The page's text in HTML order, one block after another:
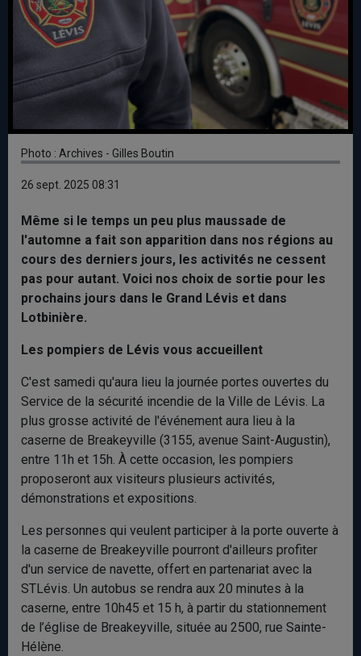
Photo : Archives - Gilles Boutin
26 sept. 2025 08:31
Même si le temps un peu plus maussade de
l'automne a fait son apparition dans nos régions au
cours des derniers jours, les activités ne cessent
pas pour autant. Voici nos choix de sortie pour les
prochains jours dans le Grand Lévis et dans
Lotbinière.
Les pompiers de Lévis vous accueillent
C'est samedi qu'aura lieu la journée portes ouvertes du
Service de la sécurité incendie de la Ville de Lévis. La
plus grosse activité de l'événement aura lieu à la
caserne de Breakeyville (3155, avenue Saint-Augustin),
entre 11h et 15h. À cette occasion, les pompiers
proposeront aux visiteurs plusieurs activités,
démonstrations et expositions.
Les personnes qui veulent participer à la porte ouverte à
la caserne de Breakeyville pourront d'ailleurs profiter
d'un service de navette, offert en partenariat avec la
STLévis. Un autobus se rendra aux 20 minutes à la
caserne, entre 10h45 et 15 h, à partir du stationnement
de l’église de Breakeyville, située au 2500, rue Sainte-
Hélène.